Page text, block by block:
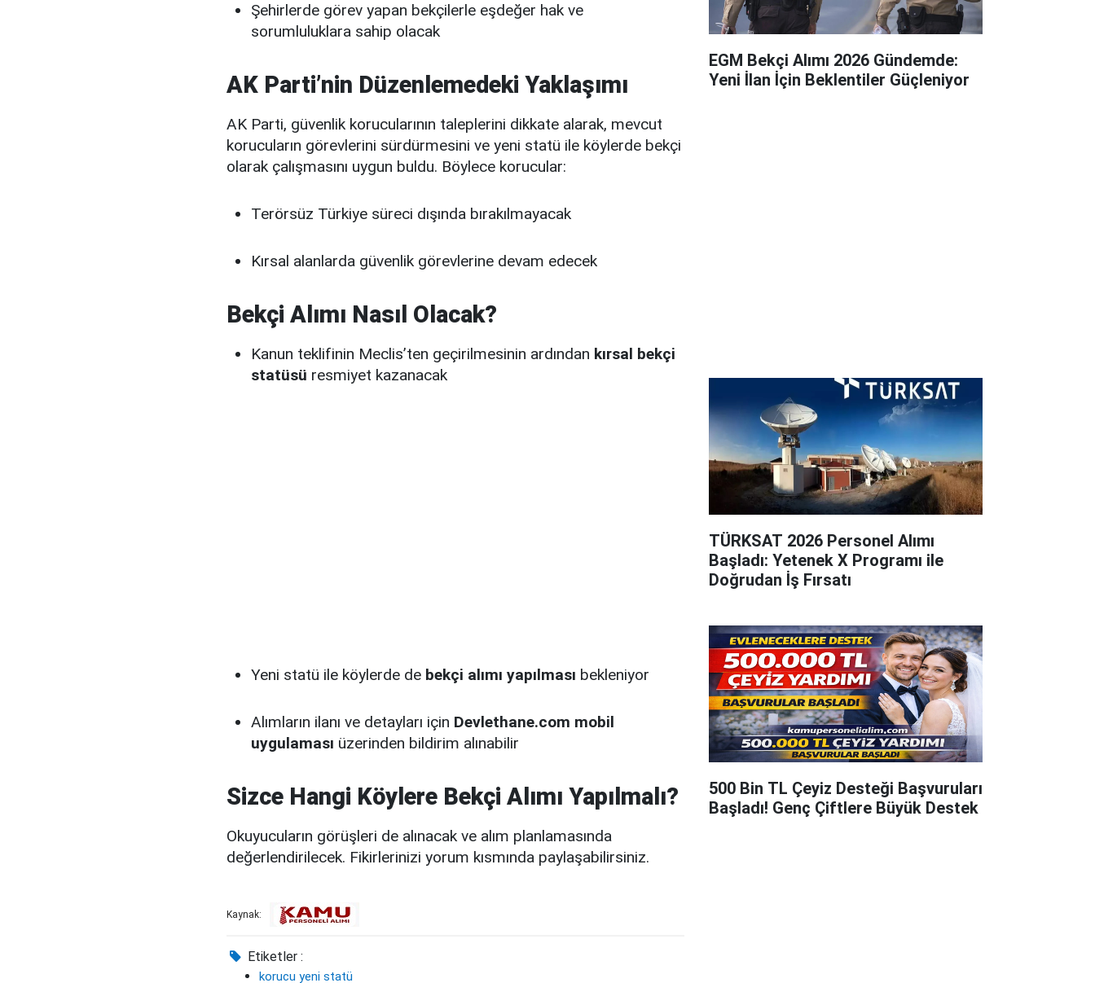
Şehirlerde görev yapan bekçilerle eşdeğer hak ve
sorumluluklara sahip olacak
AK Parti’nin Düzenlemedeki Yaklaşımı
AK Parti, güvenlik korucularının taleplerini dikkate alarak, mevcut
korucuların görevlerini sürdürmesini ve yeni statü ile köylerde bekçi
olarak çalışmasını uygun buldu. Böylece korucular:
Terörsüz Türkiye süreci dışında bırakılmayacak
Kırsal alanlarda güvenlik görevlerine devam edecek
Bekçi Alımı Nasıl Olacak?
Kanun teklifinin Meclis’ten geçirilmesinin ardından kırsal bekçi
statüsü resmiyet kazanacak
Yeni statü ile köylerde de bekçi alımı yapılması bekleniyor
Alımların ilanı ve detayları için Devlethane.com mobil
uygulaması üzerinden bildirim alınabilir
Sizce Hangi Köylere Bekçi Alımı Yapılmalı?
Okuyucuların görüşleri de alınacak ve alım planlamasında
değerlendirilecek. Fikirlerinizi yorum kısmında paylaşabilirsiniz.
Kaynak:
Etiketler :
korucu yeni statü
EGM Bekçi Alımı 2026 Gündemde:
Yeni İlan İçin Beklentiler Güçleniyor
TÜRKSAT 2026 Personel Alımı
Başladı: Yetenek X Programı ile
Doğrudan İş Fırsatı
500 Bin TL Çeyiz Desteği Başvuruları
Başladı! Genç Çiftlere Büyük Destek